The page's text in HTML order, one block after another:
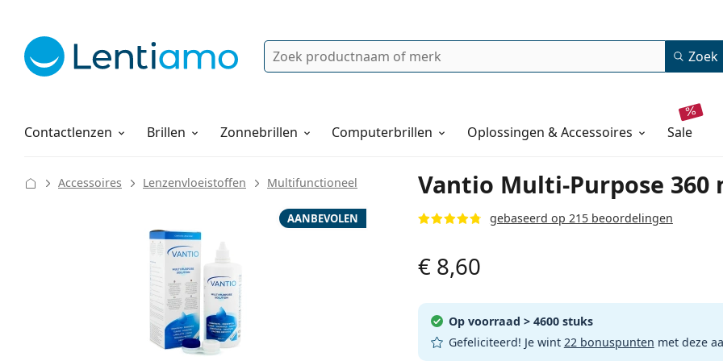
Zoek Zoek
Contactlenzen
Lenzenvloeistoffen Brillen Zonnebrillen Computerbrillen Oplossingen & Accessoires sale
Hoe bestellen
Vantio Multi-Purpose 360
gebaseerd op 215 beoordelingen
Accessoires Lenzenvloeistoffen Multifunctioneel
AANBEVOLEN
€ 8,60
Op voorraad > 4600 stuks
Gefeliciteerd! Je wint 22 bonuspunten met deze